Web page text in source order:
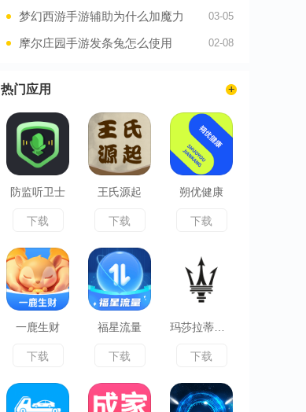
梦幻西游手游辅助为什么加魔力 03-05
摩尔庄园手游发条兔怎么使用 02-08
热门应用
防监听卫士
下载
王氏源起
下载
朔优健康
下载
一鹿生财
下载
福星流量
下载 下载